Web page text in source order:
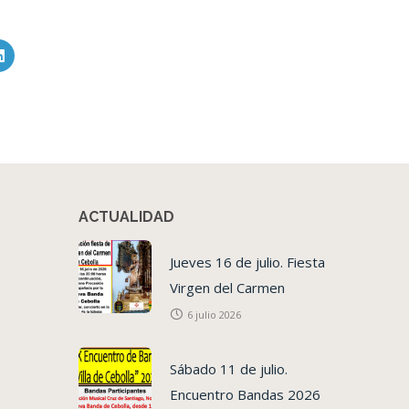
ACTUALIDAD
Jueves 16 de julio. Fiesta
Virgen del Carmen
6 julio 2026
Sábado 11 de julio.
Encuentro Bandas 2026